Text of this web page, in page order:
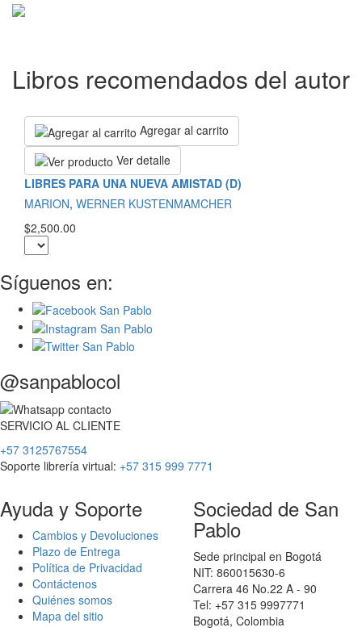
Libros recomendados del autor
Agregar al carrito
Ver detalle
LIBRES PARA UNA NUEVA AMISTAD (D)
MARION, WERNER KUSTENMAMCHER
$2,500.00
Síguenos en:
@sanpablocol
SERVICIO AL CLIENTE
+57 3125767554
Soporte librería virtual: +57 315 999 7771
Ayuda y Soporte
Cambios y Devoluciones
Plazo de Entrega
Política de Privacidad
Contáctenos
Quiénes somos
Mapa del sitio
Sociedad de San
Pablo
Sede principal en Bogotá
NIT: 860015630-6
Carrera 46 No.22 A - 90
Tel: +57 315 9997771
Bogotá, Colombia